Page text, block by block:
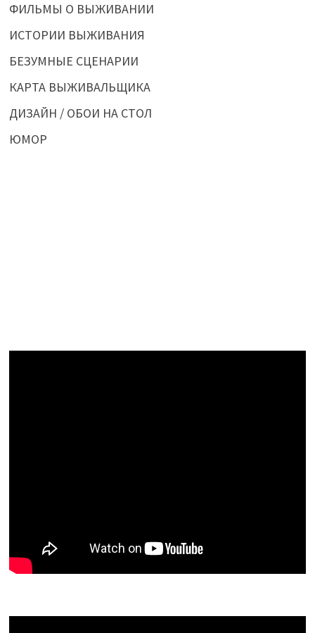
ФИЛЬМЫ О ВЫЖИВАНИИ
ИСТОРИИ ВЫЖИВАНИЯ
БЕЗУМНЫЕ СЦЕНАРИИ
КАРТА ВЫЖИВАЛЬЩИКА
ДИЗАЙН / ОБОИ НА СТОЛ
ЮМОР